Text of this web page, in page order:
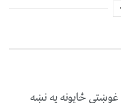
غوښتى ځایونه په نښه